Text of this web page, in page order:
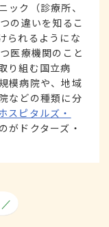
ック（診療所、
の違いを知るこ
られるようにな
医療機関のこと
り組む国立病
模病院や、地域
などの種類に分
スピタルズ・
がドクターズ・